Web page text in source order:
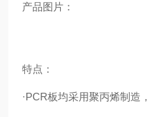
产品图片：
特点：
·PCR板均采用聚丙烯制造